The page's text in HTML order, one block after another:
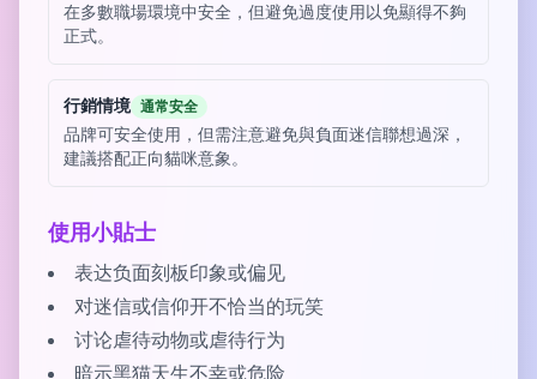
在多數職場環境中安全，但避免過度使用以免顯得不夠
正式。
行銷情境 通常安全
品牌可安全使用，但需注意避免與負面迷信聯想過深，
建議搭配正向貓咪意象。
使用小貼士
表达负面刻板印象或偏见
对迷信或信仰开不恰当的玩笑
讨论虐待动物或虐待行为